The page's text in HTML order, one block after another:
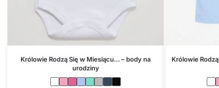
Królowie Rodzą Się w Miesiącu… – body na
urodziny
Królowie